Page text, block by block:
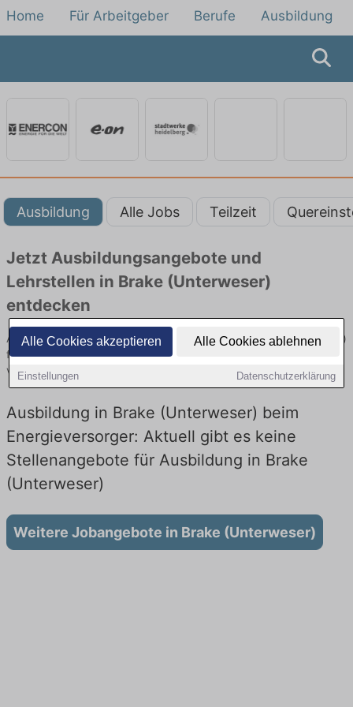
Alle Cookies akzeptieren Alle Cookies ablehnen
Einstellungen Datenschutzerklärung
Home Für Arbeitgeber Berufe Ausbildung
Ausbildung Alle Jobs Teilzeit
Jetzt Ausbildungsangebote und
Lehrstellen in Brake (Unterweser)
entdecken
Ausbildungsangebote beim Energieversorger in Brake (Unterweser)
finden Sie von namhaften Firmen. Entdecken Sie freie Optionen
von Top-Arbeitgebern und bewerben Sie sich noch heute.
Ausbildung in Brake (Unterweser) beim
Energieversorger: Aktuell gibt es keine
Stellenangebote für Ausbildung in Brake
(Unterweser)
Weitere Jobangebote in Brake (Unterweser)